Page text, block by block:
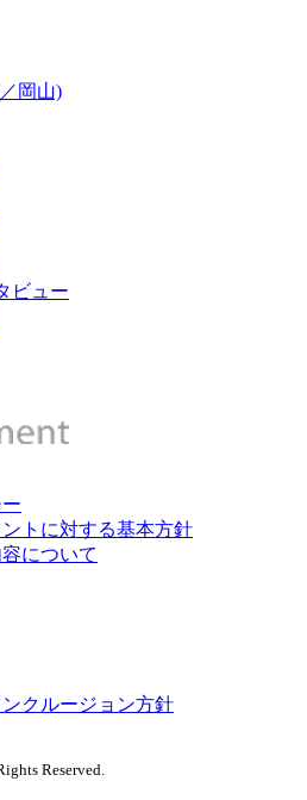
岡山)
ビュー
トに対する基本方針
について
クルージョン方針
Reserved.